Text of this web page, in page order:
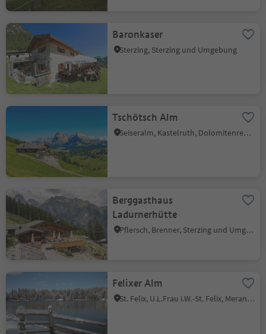
Baronkaser
Sterzing, Sterzing und Umgebung
Tschötsch Alm
Seiseralm, Kastelruth, Dolomitenregion Seiser Alm
Berggasthaus
Ladurnerhütte
Pflersch, Brenner, Sterzing und Umgebung
Felixer Alm
St. Felix, U.L.Frau i.W.-St. Felix, Meran und Umgebung